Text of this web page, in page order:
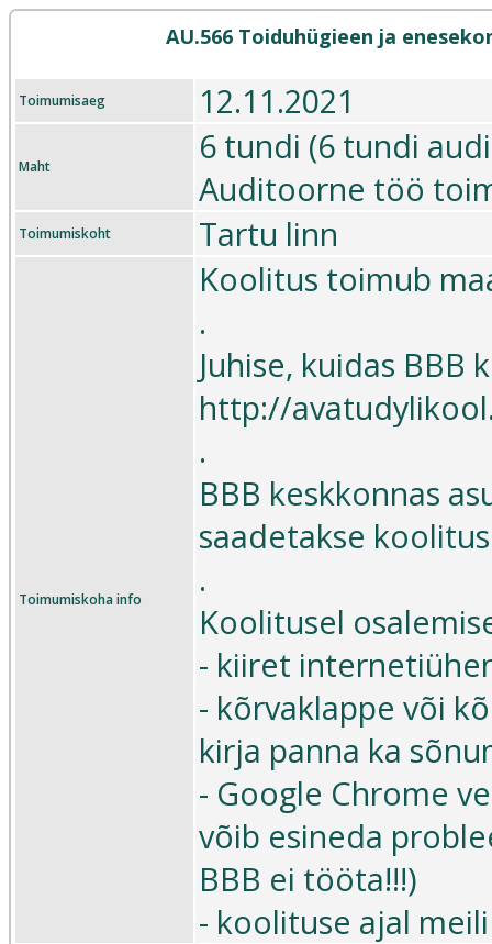
AU.566 Toiduhügieen ja
Toimumisaeg 12.11.2021
Maht
6 tundi (6 tundi
Auditoorne töö
Toimumiskoht Tartu linn
Toimumiskoha info
Koolitus toimub
.
Juhise, kuidas
http://
.
BBB keskkonnas
saadetakse
.
Koolitusel
- kiiret
- kõrvaklappe või
kirja panna ka
- Google Chrome
võib esineda
BBB ei tööta!!!)
- koolituse ajal